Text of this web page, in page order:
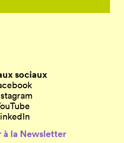
sociaux
à la Newsletter